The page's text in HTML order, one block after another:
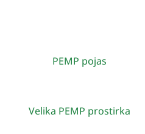
PEMP pojas
Velika PEMP prostirka